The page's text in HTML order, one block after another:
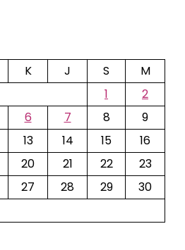
K J S
M
1
2
6 7 8
9
13 14 15
16
20 21 22
23
27 28 29
30